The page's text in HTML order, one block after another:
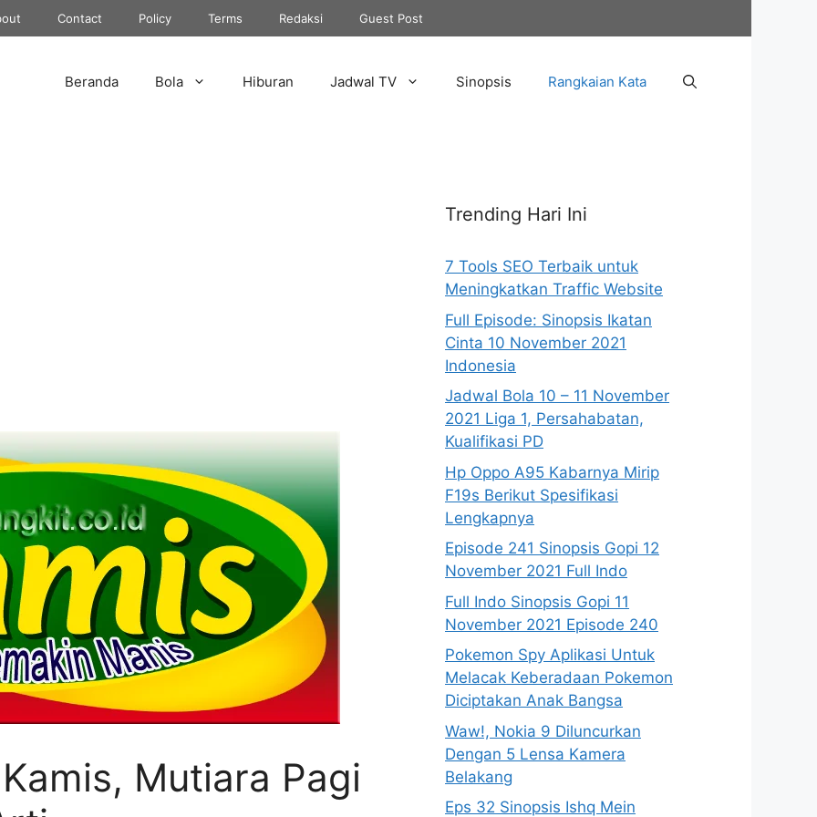
Contact Policy Terms Redaksi Guest Post
Beranda Bola Hiburan Jadwal TV Sinopsis Rangkaian Kata
Mutiara Pagi
Trending Hari Ini
7 Tools SEO Terbaik untuk
Meningkatkan Traffic Website
Full Episode: Sinopsis Ikatan
Cinta 10 November 2021
Indonesia
Jadwal Bola 10 – 11 November
2021 Liga 1, Persahabatan,
Kualifikasi PD
Hp Oppo A95 Kabarnya Mirip
F19s Berikut Spesifikasi
Lengkapnya
Episode 241 Sinopsis Gopi 12
November 2021 Full Indo
Full Indo Sinopsis Gopi 11
November 2021 Episode 240
Pokemon Spy Aplikasi Untuk
Melacak Keberadaan Pokemon
Diciptakan Anak Bangsa
Waw!, Nokia 9 Diluncurkan
Dengan 5 Lensa Kamera
Belakang
Eps 32 Sinopsis Ishq Mein